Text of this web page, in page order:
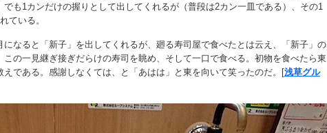
も1カンだけの握りとして出してくれるが（普段は2カン一皿である）、その1
ている。
になると「新子」を出してくれるが、廻る寿司屋で食べたとは云え、「新子」の
の一見継ぎ接ぎだらけの寿司を眺め、そして一口で食べる。初物を食べたら東
えである。感謝しなくては、と「あはは」と東を向いて笑ったのだ。[浅草グル